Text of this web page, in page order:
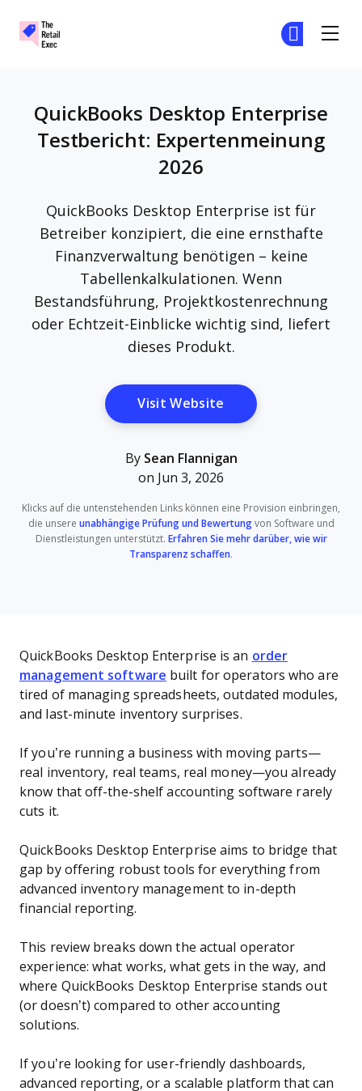
QuickBooks Desktop Enterprise
Testbericht: Expertenmeinung
2026
QuickBooks Desktop Enterprise ist für
Betreiber konzipiert, die eine ernsthafte
Finanzverwaltung benötigen – keine
Tabellenkalkulationen. Wenn
Bestandsführung, Projektkostenrechnung
oder Echtzeit-Einblicke wichtig sind, liefert
dieses Produkt.
Visit Website Opens New Window
By Sean Flannigan
on Jun 3, 2026
Klicks auf die untenstehenden Links können eine Provision einbringen,
die unsere unabhängige Prüfung und Bewertungvon Software und
Dienstleistungen unterstützt. Erfahren Sie mehr darüber, wie wir
Transparenz schaffen.
QuickBooks Desktop Enterprise is an order
management software built for operators who are
tired of managing spreadsheets, outdated modules,
and last-minute inventory surprises.
If you’re running a business with moving parts—
real inventory, real teams, real money—you already
know that off-the-shelf accounting software rarely
cuts it.
QuickBooks Desktop Enterprise aims to bridge that
gap by offering robust tools for everything from
advanced inventory management to in-depth
financial reporting.
This review breaks down the actual operator
experience: what works, what gets in the way, and
where QuickBooks Desktop Enterprise stands out
(or doesn’t) compared to other accounting
solutions.
If you’re looking for user-friendly dashboards,
advanced reporting, or a scalable platform that can